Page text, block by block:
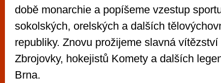
době monarchie a popíšeme vzestup
sokolských, orelských a dalších
republiky. Znovu prožijeme slavná
Zbrojovky, hokejistů Komety a dalších
Brna.